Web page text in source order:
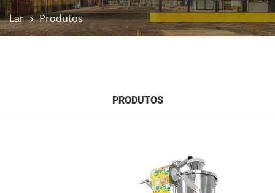
Lar Produtos
PRODUTOS